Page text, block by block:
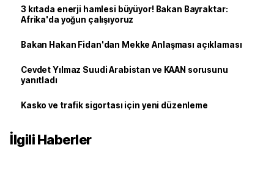
3 kıtada enerji hamlesi büyüyor! Bakan Bayraktar:
Afrika'da yoğun çalışıyoruz
Bakan Hakan Fidan'dan Mekke Anlaşması açıklaması
Cevdet Yılmaz Suudi Arabistan ve KAAN sorusunu
yanıtladı
Kasko ve trafik sigortası için yeni düzenleme
İlgili Haberler